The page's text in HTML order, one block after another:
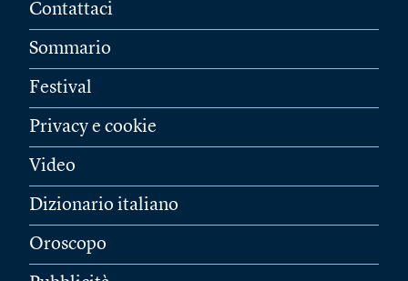
Contattaci
Sommario
Festival
Privacy e cookie
Video
Dizionario italiano
Oroscopo